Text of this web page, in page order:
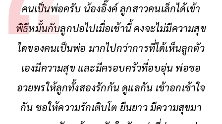
คนเป็นพ่อครับ น้องอิ๊งค์ ลูกสาวคนเล็กได้เข้า
พิธีหมั้นกับลูกปอไปเมื่อเช้านี้ คงจะไม่มีความสุข
ใดของคนเป็นพ่อ มากไปกว่าการที่ได้เห็นลูกตัว
เองมีความสุข และมีครอบครัวที่อบอุ่น พ่อขอ
อวยพรให้ลูกทั้งสองรักกัน ดูแลกัน เข้าอกเข้าใจ
กัน ขอให้ความรักเติบโต ยืนยาว มีความสุขมา